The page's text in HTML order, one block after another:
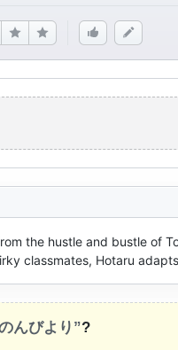
the hustle and bustle of
classmates, Hotaru
んびより”?